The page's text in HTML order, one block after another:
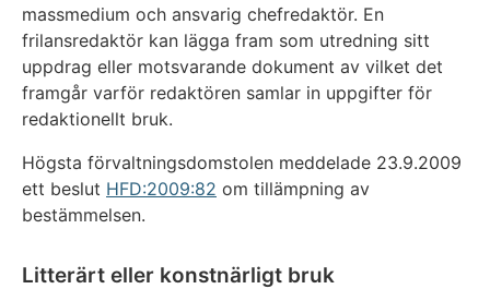
massmedium och ansvarig chefredaktör. En
frilansredaktör kan lägga fram som utredning sitt
uppdrag eller motsvarande dokument av vilket det
framgår varför redaktören samlar in uppgifter för
redaktionellt bruk.
Högsta förvaltningsdomstolen meddelade 23.9.2009
ett beslut HFD:2009:82 om tillämpning av
bestämmelsen.
Litterärt eller konstnärligt bruk